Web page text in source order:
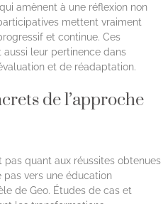
amènent à une réflexion non
mettent vraiment
et continue. Ces
leur pertinence dans
et de réadaptation.
de l’approche
quant aux réussites obtenues
vers une éducation
de Geo. Études de cas et